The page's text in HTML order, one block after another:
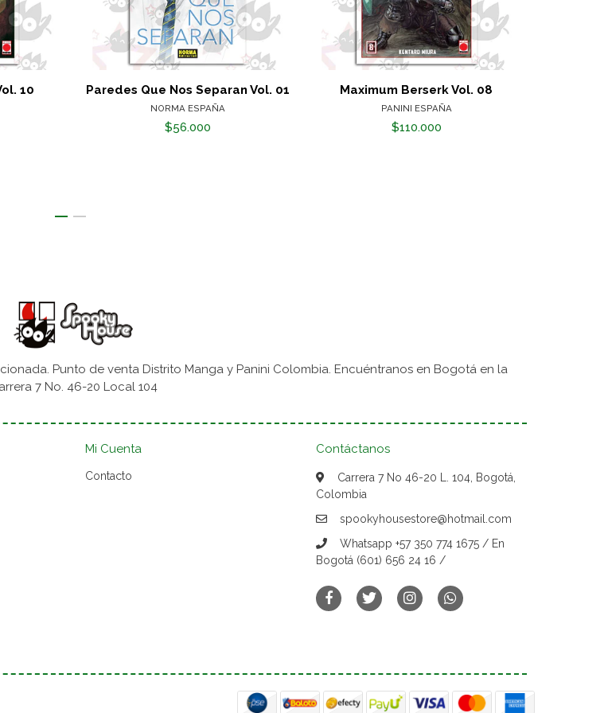
10 Paredes Que Nos Separan Vol. 01
NORMA ESPAÑA
$56.000
Maximum Berserk Vol. 08
PANINI ESPAÑA
$110.000
Punto de venta Distrito Manga y Panini Colombia. Encuéntranos en Bogotá en la
7 No. 46-20 Local 104
Mi Cuenta
Contacto
Contáctanos
Carrera 7 No 46-20 L. 104, Bogotá,
Colombia
spookyhousestore@hotmail.com
Whatsapp +57 350 774 1675 / En
Bogotá (601) 656 24 16 /